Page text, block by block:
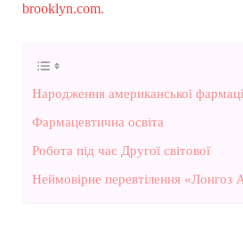
brooklyn.com.
Народження американської
Фармацевтична освіта
Робота під час Другої світової
Неймовірне перевтілення «Лонгоз